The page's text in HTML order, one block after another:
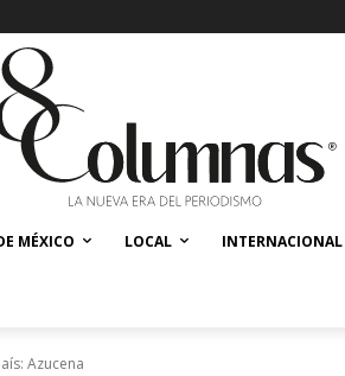
MÉXICO LOCAL INTERNACIONAL
Azucena